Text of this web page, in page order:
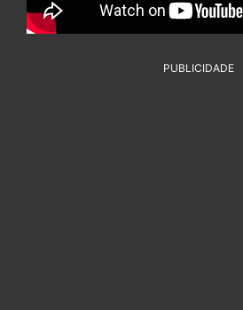
PUBLICIDADE